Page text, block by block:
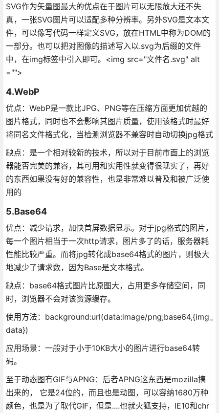
SVG作为矢量图最大的优点在于图片可以无限放大还不失
真，一张SVG图片可以适配多种分辨率。另外SVG是文本文
件，可以像写代码一样定义SVG，放在HTML中称为DOM的
一部分。也可以把对图像的描述写入以.svg为后缀的文件
中，在img标签中引入即可。<img src="文件名.svg" alt
="">
4.WebP
优点：WebP是一款比JPG、PNG等在压缩方面更加优越的
图片格式，同时也不会影响其图片质量，使用该格式时最好
将同名文件格式化，当检测浏览器不兼容时自动切换jpg格式
缺点：是一个相对较新的技术，所以对于目前市面上的浏览
器能否完美的兼容，其可用和实用性就变得很现实了，再好
的东西如果没有好的兼容性，也是非常难以普及和被广泛使
用的
5.Base64
优点：减少请求，加快首屏数据显示。对于jpg格式的图片，
每一个图片相当于一次http请求，图片多了的话，服务器耗
性能比较严重。而将jpg转化成base64格式的图片，则极大
地减少了请求数，因为Base是文本格式。
缺点：base64格式图片比原图大，占用更多存储空间，同
时，浏览器不会对该资源缓存。
使用方法：background:url(data:image/png;base64,{img_
data})
应用场景：一般对于小于10KB大小的图片进行base64转
码。
至于动态图有GIF与APNG：后者APNG这东西是mozilla搞
出来的， 它是24位的，而且也是动图，可以容纳1680万种
颜色，也是为了取代GIF，但是....也就火狐支持，IE10和chr